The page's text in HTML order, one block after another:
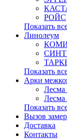
РОЙС
Показать
Линолеум
Показать
Арки
Показать
Вызов
Доставка
Контакты